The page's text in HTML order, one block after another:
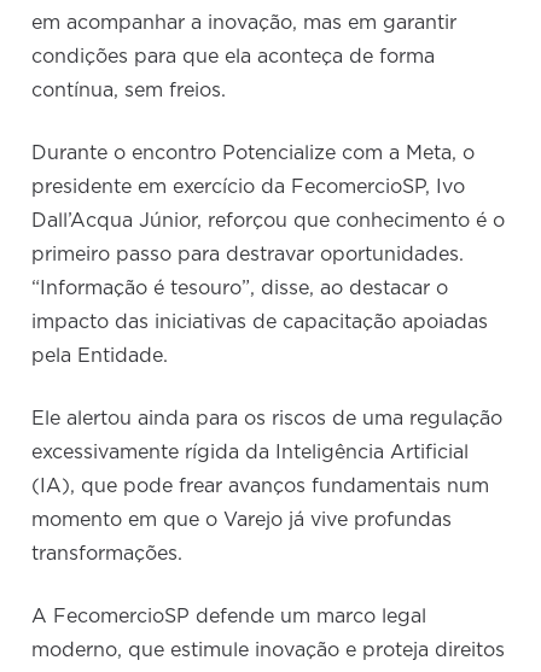
em acompanhar a inovação, mas em garantir
condições para que ela aconteça de forma
contínua, sem freios.
Durante o encontro Potencialize com a Meta, o
presidente em exercício da FecomercioSP,
Ivo
Dall’Acqua Júnior, reforçou que conhecimento é o
primeiro passo para destravar oportunidades.
“Informação é tesouro”, disse, ao destacar o
impacto das iniciativas de capacitação apoiadas
pela Entidade.
Ele alertou ainda para os riscos de uma regulação
excessivamente rígida da Inteligência Artificial
(IA), que pode frear avanços fundamentais num
momento em que o Varejo já vive profundas
transformações.
A FecomercioSP defende um marco legal
moderno, que estimule inovação e proteja direitos